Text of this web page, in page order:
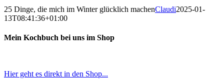
25 Dinge, die mich im Winter glücklich machenClaudi2025-01-
13T08:41:36+01:00
Mein Kochbuch bei uns im Shop
Hier geht es direkt in den Shop...